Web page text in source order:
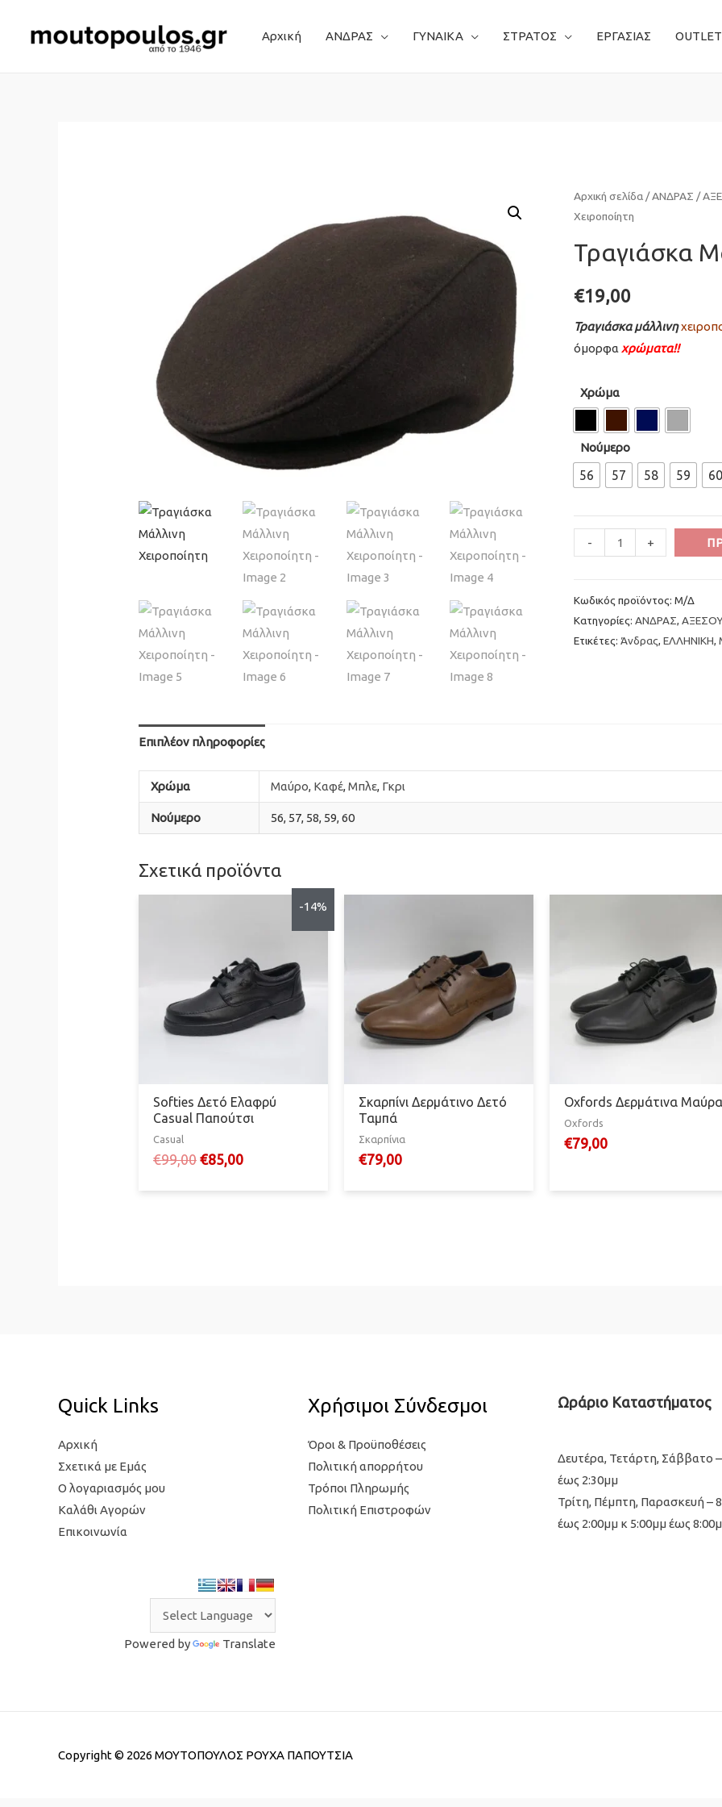
Αρχική ΑΝΔΡΑΣ ΓΥΝΑΙΚΑ ΣΤΡΑΤΟΣ ΕΡΓΑΣΙΑΣ OUTLET
Αρχική σελίδα /ΑΝΔΡΑΣ /
Χειροποίητη
Τραγιάσκα
€19,00
Τραγιάσκα μάλλινη
όμορφα χρώματα!!
Χρώμα
Νούμερο
56 57 58 59 60
Quantity
-
Τραγιάσκα
Μάλλινη
ποσότητα
Quantity
+
Κωδικός προϊόντος: Μ/Δ
Κατηγορίες: ΑΝΔΡΑΣ,
Ετικέτες: Άνδρας, ΕΛΛΗΝΙΚΗ,
Επιπλέον πληροφορίες
Χρώμα Mαύρο, Καφέ,Μπλε, Γκρι
Νούμερο 56, 57, 58, 59, 60
Σχετικά προϊόντα
-14%
Softies Δετό Ελαφρύ
Casual Παπούτσι
Casual
€99,00 Original
was:
€85,00Η
τιμή
Σκαρπίνι Δερμάτινο Δετό
Ταμπά
Σκαρπίνια
€79,00
Oxfords Δερμάτινα Μαύρα
Oxfords
€79,00
Quick Links
Αρχική
Σχετικά με Εμάς
Ο λογαριασμός μου
Καλάθι Αγορών
Επικοινωνία
Powered by Translate
Χρήσιμοι Σύνδεσμοι
Όροι & Προϋποθέσεις
Πολιτική απορρήτου
Τρόποι Πληρωμής
Πολιτική Επιστροφών
Ωράριο Καταστήματος
Δευτέρα, Τετάρτη, Σάββατο
έως 2:30μμ
Τρίτη, Πέμπτη, Παρασκευή –
έως 2:00μμ κ 5:00μμ έως
Copyright © 2026 ΜΟΥΤΟΠΟΥΛΟΣ ΡΟΥΧΑ ΠΑΠΟΥΤΣΙΑ